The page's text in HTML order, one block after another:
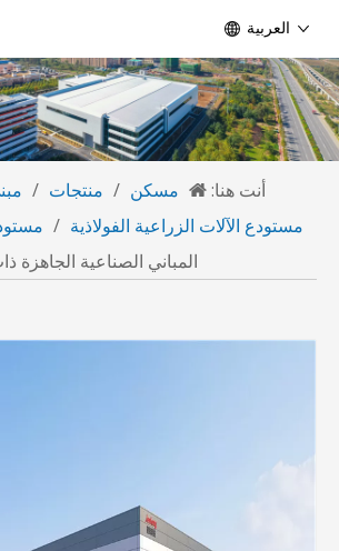
العربية
أنت هنا: مسكن / منتجات /
مستودع الآلات الزراعية الفولاذية /
المباني الصناعية